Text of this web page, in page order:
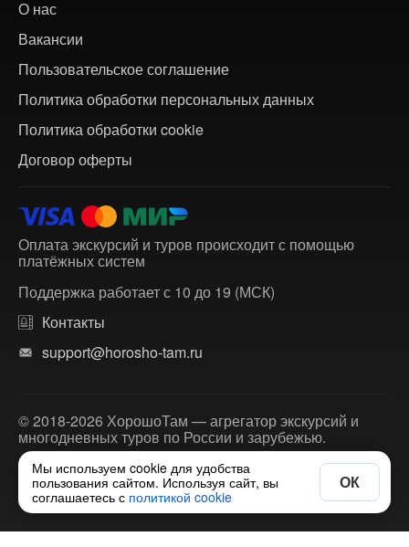
О нас
Вакансии
Пользовательское соглашение
Политика обработки персональных данных
Политика обработки cookie
Договор оферты
Оплата экскурсий и туров происходит с помощью
платёжных систем
Поддержка работает с 10 до 19 (МСК)
Контакты
support@horosho-tam.ru
© 2018-2026 ХорошоТам — агрегатор экскурсий и
многодневных туров по России и зарубежью.
Мы используем cookie для удобства
пользования сайтом. Используя сайт, вы
соглашаетесь с политикой cookie
ОК